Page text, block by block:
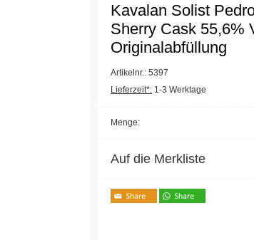
Kavalan Solist
Sherry Cask 55,6%
Originalabfüllung
Artikelnr.: 5397
Lieferzeit*: 1-3 Werktage
Menge:
Auf die Merkliste